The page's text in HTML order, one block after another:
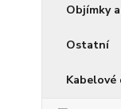
Objímky
Ostatní
Kabelové